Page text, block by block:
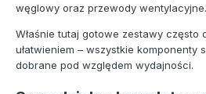
węglowy oraz przewody wentylacyjne.
Właśnie tutaj gotowe zestawy często
ułatwieniem – wszystkie komponenty
dobrane pod względem wydajności.